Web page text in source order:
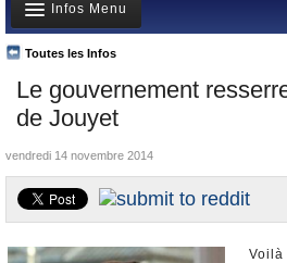
Infos
Gouvernement
Ministères/Directions
Blog
Elections européennes
Le gouvernement
de Jouyet
Toutes les Infos
Infos Menu
A la Une
Polémiques
Où va l’argent?
La France et le Monde
Nominations et Démissions
Elections européennes
vendredi 14 novembre 2014
Voilà